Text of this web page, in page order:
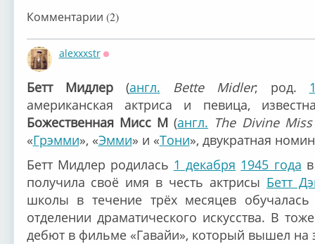
Комментарии (2)
alexxxstr
Бетт Мидлер(англ. Bette Midler; род.
американская актриса и певица,
Божественная Мисс М(англ. The Divine
«Грэмми», «Эмми» и «Тони», двукратная
Бетт Мидлер родилась 1 декабря 1945 года
получила своё имя в честь актрисы Бетт
школы в течение трёх месяцев
отделении драматического искусства. В
дебют в фильме «Гавайи», который вышел на